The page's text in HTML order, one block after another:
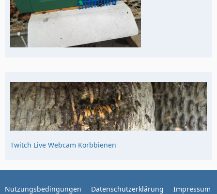
Twitch Live Webcam Korbbienen
Nutzungsbedingungen Datenschutzerklärung Impressum